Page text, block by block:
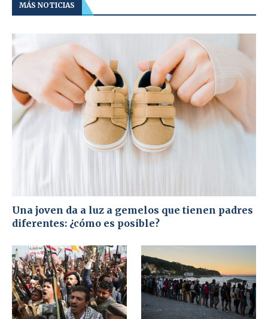
MÁS NOTICIAS
Una joven da a luz a gemelos que tienen padres
diferentes: ¿cómo es posible?